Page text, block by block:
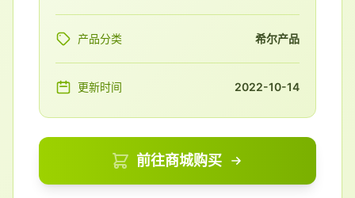
产品分类 希尔产品
更新时间 2022-10-14
前往商城购买